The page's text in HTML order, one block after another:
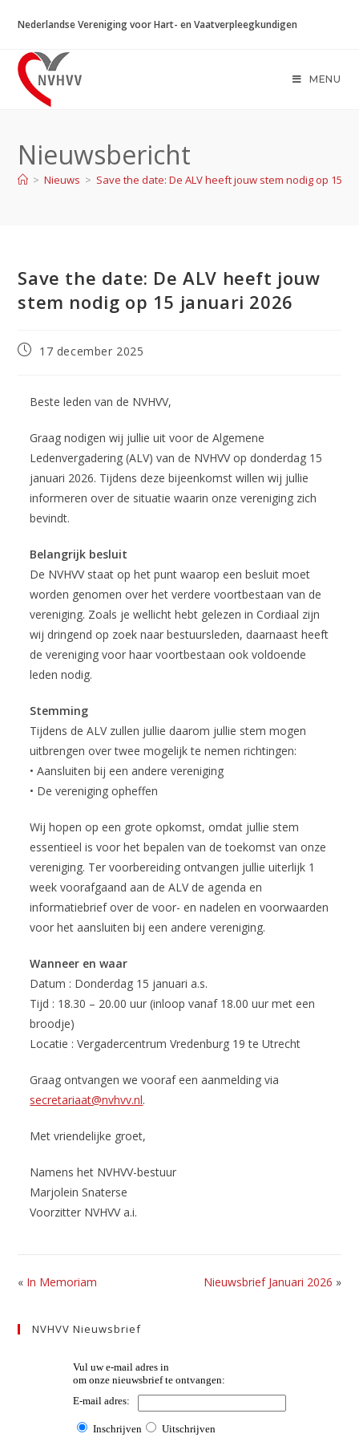
naar
inhoud
Nederlandse Vereniging voor Hart- en Vaatverpleegkundigen
MENU
Nieuwsbericht
> Nieuws > Save the date: De ALV heeft jouw stem nodig op 15
Save the date: De ALV heeft jouw
stem nodig op 15 januari 2026
Bericht17 december 2025
Beste leden van de NVHVV,
Graag nodigen wij jullie uit voor de Algemene
Ledenvergadering (ALV) van de NVHVV op donderdag 15
januari 2026. Tijdens deze bijeenkomst willen wij jullie
informeren over de situatie waarin onze vereniging zich
bevindt.
Belangrijk besluit
De NVHVV staat op het punt waarop een besluit moet
worden genomen over het verdere voortbestaan van de
vereniging. Zoals je wellicht hebt gelezen in Cordiaal zijn
wij dringend op zoek naar bestuursleden, daarnaast heeft
de vereniging voor haar voortbestaan ook voldoende
leden nodig.
Stemming
Tijdens de ALV zullen jullie daarom jullie stem mogen
uitbrengen over twee mogelijk te nemen richtingen:
• Aansluiten bij een andere vereniging
• De vereniging opheffen
Wij hopen op een grote opkomst, omdat jullie stem
essentieel is voor het bepalen van de toekomst van onze
vereniging. Ter voorbereiding ontvangen jullie uiterlijk 1
week voorafgaand aan de ALV de agenda en
informatiebrief over de voor- en nadelen en voorwaarden
voor het aansluiten bij een andere vereniging.
Wanneer en waar
Datum : Donderdag 15 januari a.s.
Tijd : 18.30 – 20.00 uur (inloop vanaf 18.00 uur met een
broodje)
Locatie : Vergadercentrum Vredenburg 19 te Utrecht
Graag ontvangen we vooraf een aanmelding via
secretariaat@nvhvv.nl.
Met vriendelijke groet,
Namens het NVHVV-bestuur
Marjolein Snaterse
Voorzitter NVHVV a.i.
« In Memoriam Nieuwsbrief Januari 2026 »
NVHVV Nieuwsbrief